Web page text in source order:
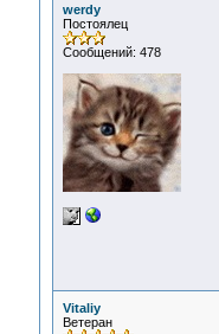
werdy
Постоялец
Сообщений: 478
Vitaliy
Ветеран